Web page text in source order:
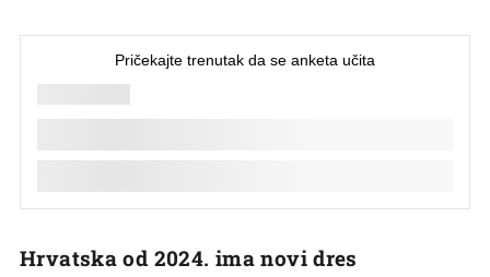
Hrvatska od 2024. ima novi dres